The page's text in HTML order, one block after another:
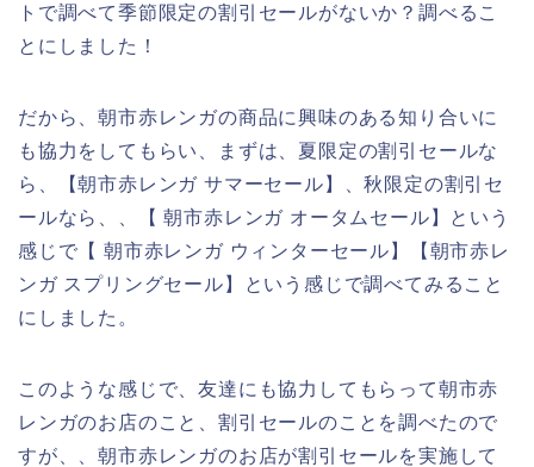
トで調べて季節限定の割引セールがないか？調べるこ
とにしました！
だから、朝市赤レンガの商品に興味のある知り合いに
も協力をしてもらい、まずは、夏限定の割引セールな
ら、【朝市赤レンガ サマーセール】、秋限定の割引セ
ールなら、、【 朝市赤レンガ オータムセール】という
感じで【 朝市赤レンガ ウィンターセール】【朝市赤レ
ンガ スプリングセール】という感じで調べてみること
にしました。
このような感じで、友達にも協力してもらって朝市赤
レンガのお店のこと、割引セールのことを調べたので
すが、、朝市赤レンガのお店が割引セールを実施して